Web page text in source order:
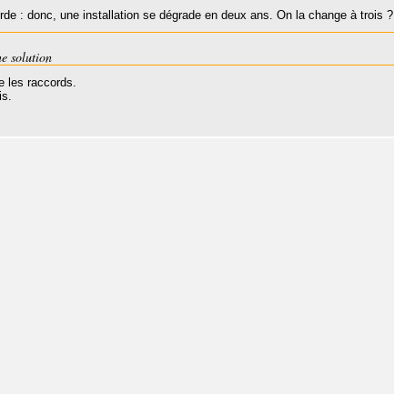
: donc, une installation se dégrade en deux ans. On la change à trois ?
solution
les raccords.